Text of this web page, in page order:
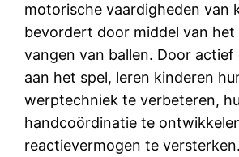
motorische vaardigheden van
bevordert door middel van het
vangen van ballen. Door actief
aan het spel, leren kinderen
werptechniek te verbeteren,
handcoördinatie te
reactievermogen te